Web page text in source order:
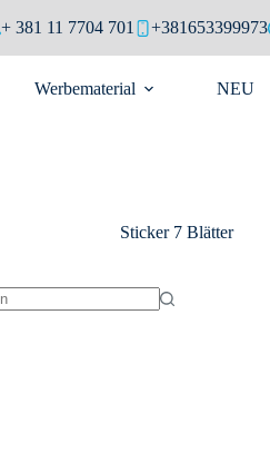
+ 381 11 7704 701 +381653399973
Werbematerial NEU
Sticker7 Blätter